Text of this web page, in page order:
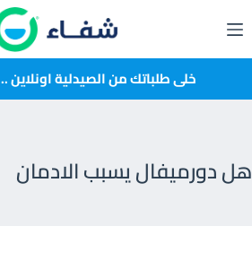
إلى
المحتوى خلى طلباتك من الصيدلية اونلاين ..
هل دورميفال يسبب الادمان